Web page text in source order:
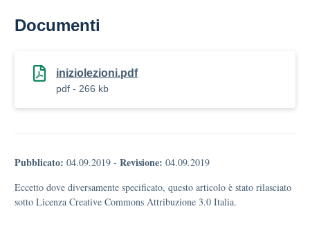
Documenti
iniziolezioni.pdf
pdf - 266 kb
Pubblicato: 04.09.2019 - Revisione: 04.09.2019
Eccetto dove diversamente specificato, questo articolo è stato rilasciato
sotto Licenza Creative Commons Attribuzione 3.0 Italia.